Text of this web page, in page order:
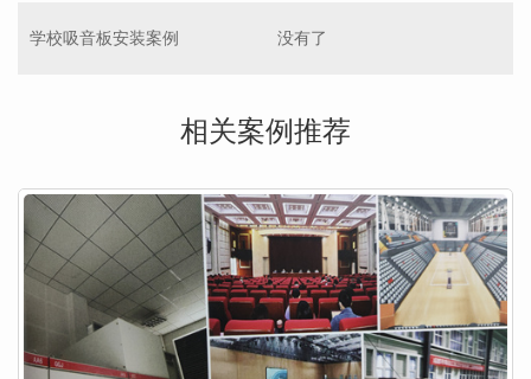
学校吸音板安装案例 没有了
相关案例推荐